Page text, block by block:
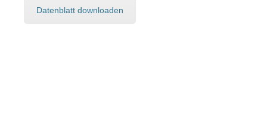
Datenblatt downloaden